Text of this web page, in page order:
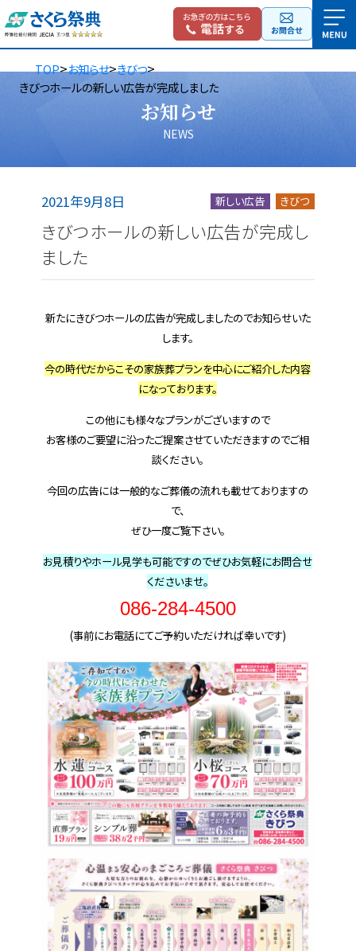
TOP>お知らせ>きびつ>
きびつホールの新しい広告が完成しました
お知らせ
NEWS
2021年9月8日 新しい広告 きびつ
きびつホールの新しい広告が完成し
ました
新たにきびつホールの広告が完成しましたのでお知らせいた
します。
今の時代だからこその家族葬プランを中心にご紹介した内容
になっております。
この他にも様々なプランがございますので
お客様のご要望に沿ったご提案させていただきますのでご相
談ください。
今回の広告には一般的なご葬儀の流れも載せておりますの
で、
ぜひ一度ご覧下さい。
お見積りやホール見学も可能ですのでぜひお気軽にお問合せ
くださいませ。
086-284-4500
(事前にお電話にてご予約いただければ幸いです)